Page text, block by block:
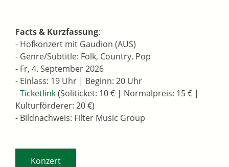
Facts & Kurzfassung:
- Hofkonzert mit Gaudion (AUS)
- Genre/Subtitle: Folk, Country, Pop
- Fr, 4. September 2026
- Einlass: 19 Uhr | Beginn: 20 Uhr
-Ticketlink(Soliticket: 10 € | Normalpreis: 15 € |
Kulturförderer: 20 €)
- Bildnachweis: Filter Music Group
Konzert